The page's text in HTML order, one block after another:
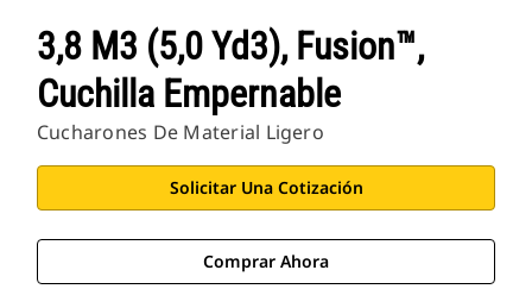
3,8 M3 (5,0 Yd3), Fusion™,
Cuchilla Empernable
Cucharones De Material Ligero
Solicitar Una Cotización
Comprar Ahora